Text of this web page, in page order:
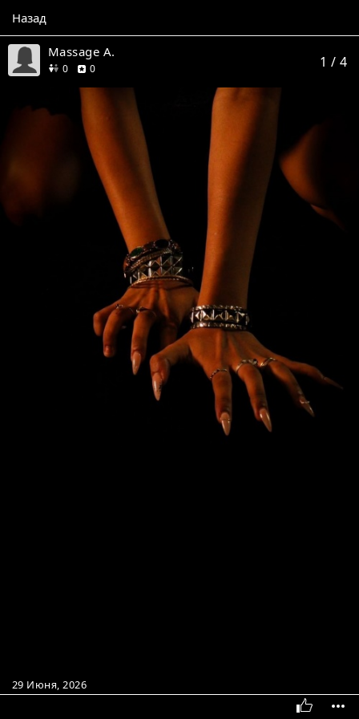
Назад
Massage A.
0друзей
0отзывов 1 / 4
29 Июня, 2026